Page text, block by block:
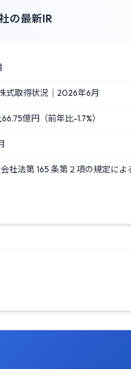
の最新IR
式取得状況｜2026年6月
億円（前年比-1.7%）
社法第 165 条第２項の規定によ